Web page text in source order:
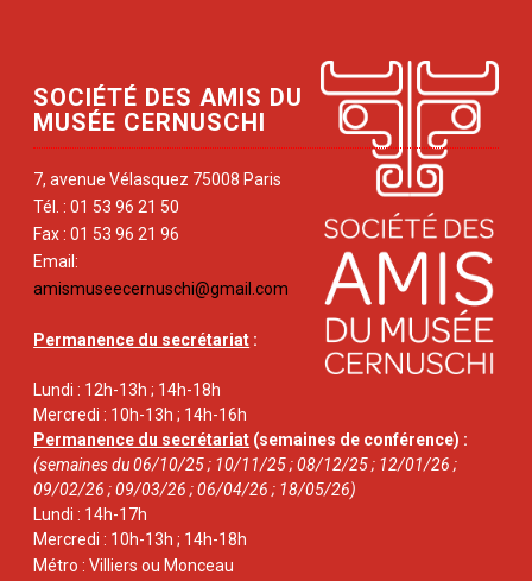
SOCIÉTÉ DES AMIS DU
MUSÉE CERNUSCHI
7, avenue Vélasquez 75008 Paris
Tél. : 01 53 96 21 50
Fax : 01 53 96 21 96
Email:
amismuseecernuschi@gmail.com
Permanence du secrétariat :
Lundi : 12h-13h ; 14h-18h
Mercredi : 10h-13h ; 14h-16h
Permanence du secrétariat (semaines de conférence) :
(semaines du 06/10/25 ; 10/11/25 ; 08/12/25 ; 12/01/26 ;
09/02/26 ; 09/03/26 ; 06/04/26 ; 18/05/26)
Lundi : 14h-17h
Mercredi : 10h-13h ; 14h-18h
Métro : Villiers ou Monceau